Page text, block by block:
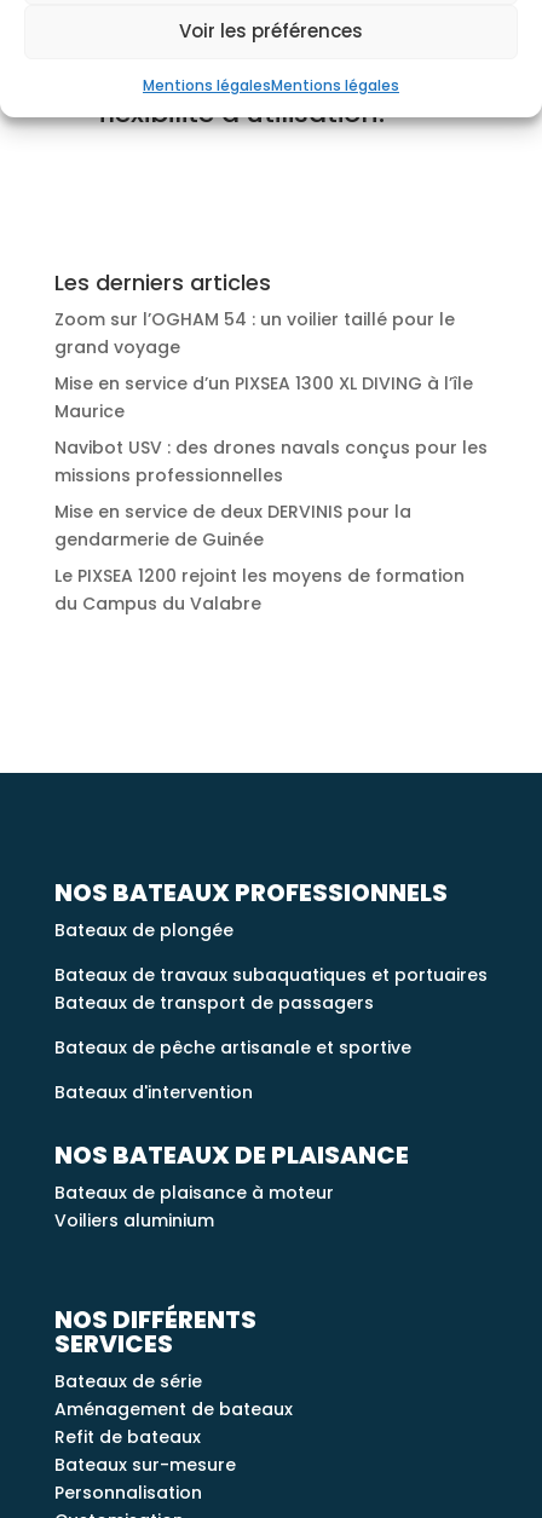
Voir les préférences
Mentions légalesMentions légales
zones portuaires étroites
en offrant une grande
flexibilité d’utilisation.
Les derniers articles
Zoom sur l’OGHAM 54 : un voilier taillé pour le
grand voyage
Mise en service d’un PIXSEA 1300 XL DIVING à l’île
Maurice
Navibot USV : des drones navals conçus pour les
missions professionnelles
Mise en service de deux DERVINIS pour la
gendarmerie de Guinée
Le PIXSEA 1200 rejoint les moyens de formation
du Campus du Valabre
NOS BATEAUX PROFESSIONNELS
Bateaux de plongée
Bateaux de travaux subaquatiques et portuaires
Bateaux de transport de passagers
Bateaux de pêche artisanale et sportive
Bateaux d'intervention
NOS BATEAUX DE PLAISANCE
Bateaux de plaisance à moteur
Voiliers aluminium
NOS DIFFÉRENTS
SERVICES
Bateaux de série
Aménagement de bateaux
Refit de bateaux
Bateaux sur-mesure
Personnalisation